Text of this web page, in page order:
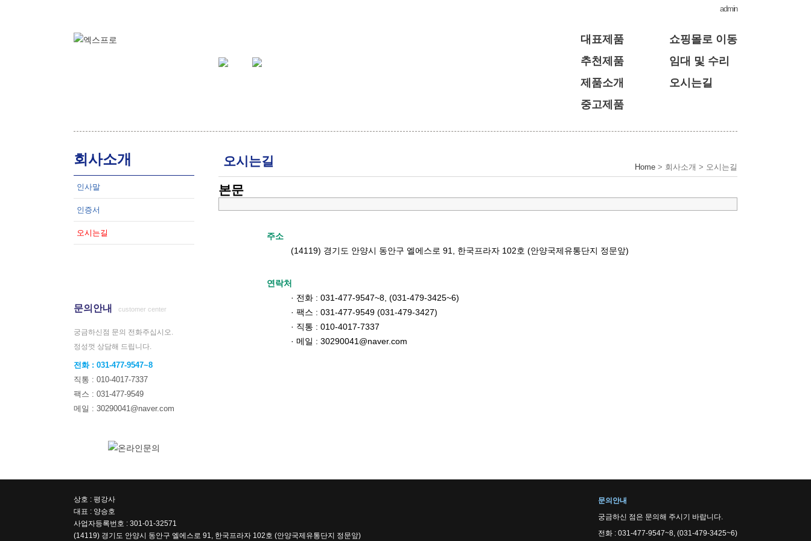
admin
대표제품
추천제품
제품소개
중고제품
쇼핑몰로 이동
임대 및 수리
오시는길
회사소개
인사말
인증서
오시는길
문의안내 customer center
궁금하신점 문의 전화주십시오.
정성껏 상담해 드립니다.
전화 : 031-477-9547~8
직통 : 010-4017-7337
팩스 : 031-477-9549
메일 : 30290041@naver.com
오시는길 Home > 회사소개 > 오시는길
본문
주소
(14119) 경기도 안양시 동안구 엘에스로 91, 한국프라자 102호 (안양국제유통단지 정문앞)
연락처
· 전화 : 031-477-9547~8, (031-479-3425~6)
· 팩스 : 031-477-9549 (031-479-3427)
· 직통 : 010-4017-7337
· 메일 : 30290041@naver.com
상호 : 평강사
대표 : 양승호
사업자등록번호 : 301-01-32571
(14119) 경기도 안양시 동안구 엘에스로 91, 한국프라자 102호 (안양국제유통단지 정문앞)
문의안내
궁금하신 점은 문의해 주시기 바랍니다.
전화 : 031-477-9547~8, (031-479-3425~6)